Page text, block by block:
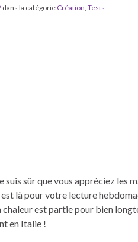
dans la catégorie Création, Tests
suis sûr que vous appréciez les
là pour votre lecture
chaleur est partie pour bien
en Italie !